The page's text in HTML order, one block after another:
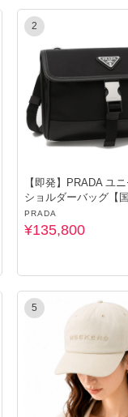
税無料／▼以下の「
post/527370.html
全国どこでも送料無料！
post/203766.html
post/528570.html
post/528573.html
2
【即発】PRADA ユ
ショルダーバッグ【国
PRADA
¥135,800
5